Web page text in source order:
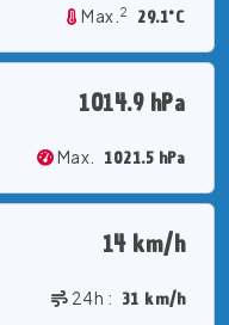
Max. 2 29.1°C
1014.9 hPa
Max. 1021.5 hPa
14 km/h
24h : 31 km/h